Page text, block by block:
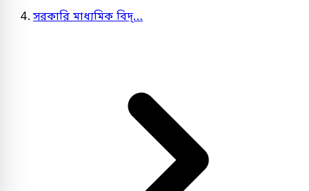
সরকারি মাধ্যমিক বিদ্…